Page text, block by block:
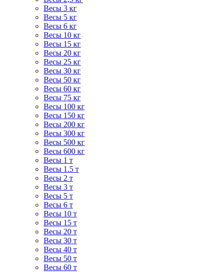
Весы 3 кг
Весы 5 кг
Весы 6 кг
Весы 10 кг
Весы 15 кг
Весы 20 кг
Весы 25 кг
Весы 30 кг
Весы 50 кг
Весы 60 кг
Весы 75 кг
Весы 100 кг
Весы 150 кг
Весы 200 кг
Весы 300 кг
Весы 500 кг
Весы 600 кг
Весы 1 т
Весы 1.5 т
Весы 2 т
Весы 3 т
Весы 5 т
Весы 6 т
Весы 10 т
Весы 15 т
Весы 20 т
Весы 30 т
Весы 40 т
Весы 50 т
Весы 60 т